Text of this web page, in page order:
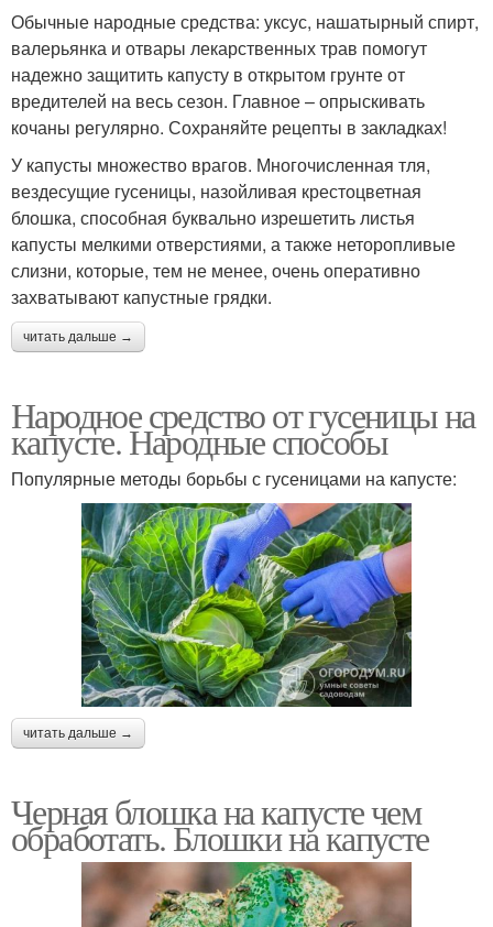
Обычные народные средства: уксус, нашатырный спирт,
валерьянка и отвары лекарственных трав помогут
надежно защитить капусту в открытом грунте от
вредителей на весь сезон. Главное – опрыскивать
кочаны регулярно. Сохраняйте рецепты в закладках!
У капусты множество врагов. Многочисленная тля,
вездесущие гусеницы, назойливая крестоцветная
блошка, способная буквально изрешетить листья
капусты мелкими отверстиями, а также неторопливые
слизни, которые, тем не менее, очень оперативно
захватывают капустные грядки.
читать дальше →
Народное средство от гусеницы на
капусте. Народные способы
Популярные методы борьбы с гусеницами на капусте:
читать дальше →
Черная блошка на капусте чем
обработать. Блошки на капусте